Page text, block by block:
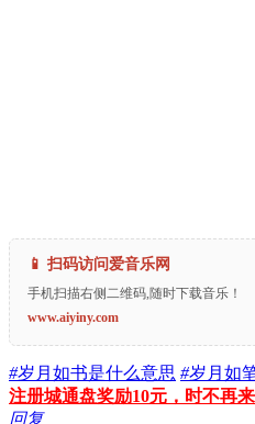
📱 扫码访问爱音乐网
手机扫描右侧二维码,随时下载音乐！
www.aiyiny.com
#岁月如书是什么意思 #岁月如
注册城通盘奖励10元，时不再来
回复